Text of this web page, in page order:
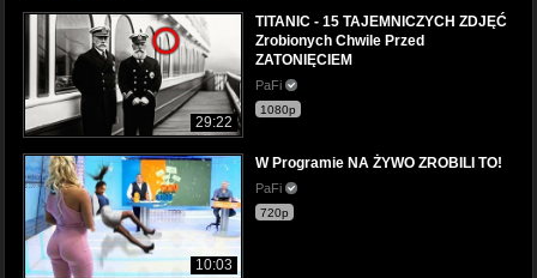
29:22
TITANIC - 15 TAJEMNICZYCH ZDJĘĆ
Zrobionych Chwile Przed
ZATONIĘCIEM
PaFi
1080p
10:03
W Programie NA ŻYWO ZROBILI TO!
PaFi
720p